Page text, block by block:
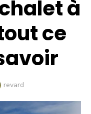
à
ce
Author
revard